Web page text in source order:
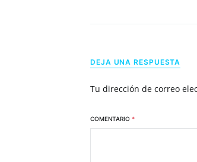
DEJA UNA RESPUESTA
Tu dirección de correo
COMENTARIO *